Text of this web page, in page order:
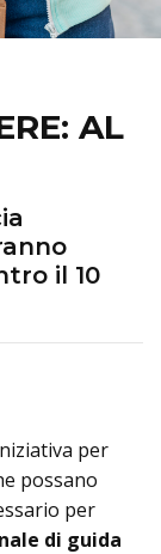
AL
il 10
per
possano
per
di guida